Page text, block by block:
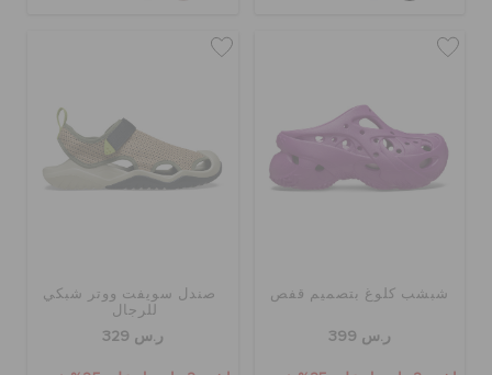
شبشب كلوغ بتصميم قفص
ر.س 399
صندل سويفت ووتر شبكي
للرجال
ر.س 329